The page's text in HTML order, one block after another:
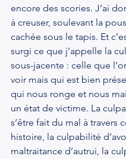
encore des scories. J’ai
à creuser, soulevant la
cachée sous le tapis. Et
surgi ce que j’appelle la
sous-jacente : celle que
voir mais qui est bien
qui nous ronge et nous
un état de victime. La
s’être fait du mal à travers
histoire, la culpabilité
maltraitance d’autrui, la